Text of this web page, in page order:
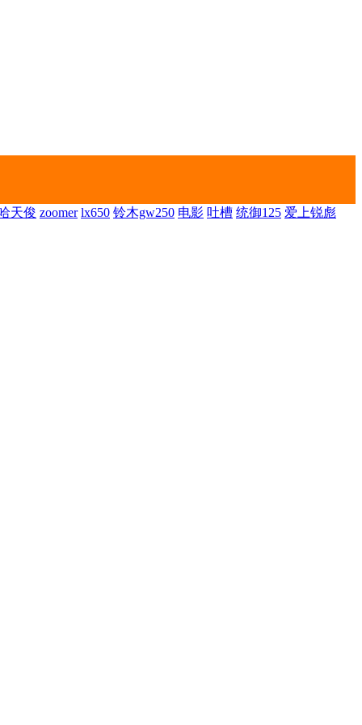
天俊 zoomer lx650 铃木gw250 电影 吐槽 统御125 爱上锐彪